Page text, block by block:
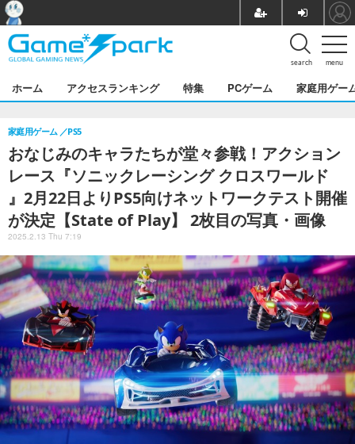
menu
search
ホーム アクセスランキング 特集 PCゲーム 家庭用ゲー
おなじみのキャラたちが堂々参戦！アクション
レース『ソニックレーシング クロスワールド
』2月22日よりPS5向けネットワークテスト開催
が決定【State of Play】 2枚目の写真・画像
家庭用ゲーム PS5
2025.2.13 Thu 7:19